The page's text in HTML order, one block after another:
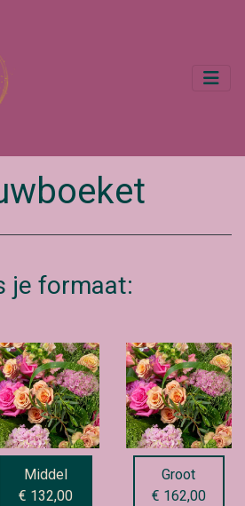
je formaat:
Middel
€ 132,00
Groot
€ 162,00